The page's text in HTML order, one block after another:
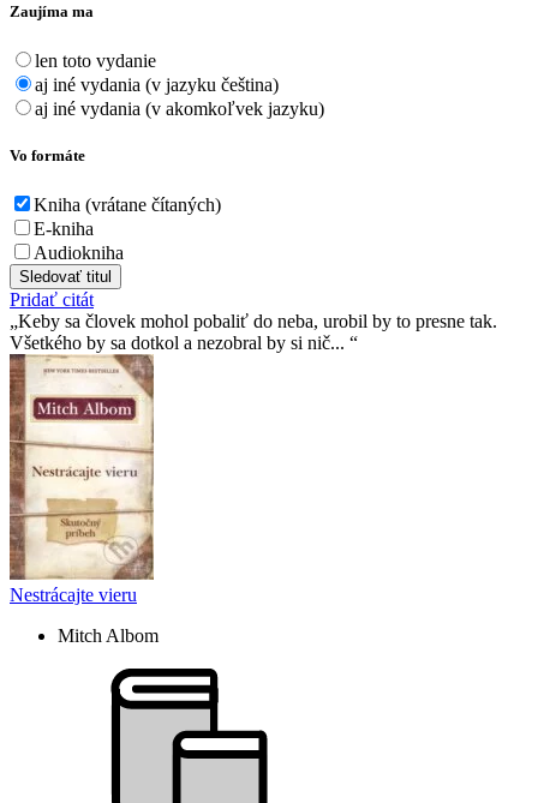
Zaujíma ma
len toto vydanie
aj iné vydania (v jazyku čeština)
aj iné vydania (v akomkoľvek jazyku)
Vo formáte
Kniha (vrátane čítaných)
E-kniha
Audiokniha
Sledovať titul
Pridať citát
Keby sa človek mohol pobaliť do neba, urobil by to presne tak.
Všetkého by sa dotkol a nezobral by si nič...
Nestrácajte vieru
Mitch Albom